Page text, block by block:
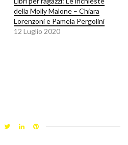
della Molly Malone – Chiara
Lorenzoni e Pamela Pergolini
12 Luglio 2020